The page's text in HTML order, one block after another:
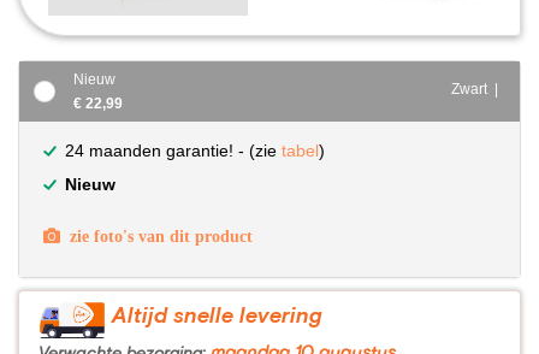
Nieuw
€ 22,99
Zwart |
24 maanden garantie! - (zie tabel)
Nieuw
zie foto's van dit product
Altijd snelle levering